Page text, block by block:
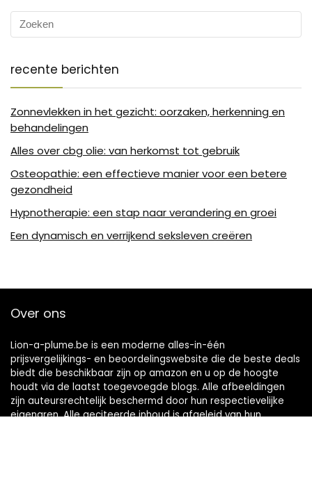
recente berichten
Zonnevlekken in het gezicht: oorzaken, herkenning en
behandelingen
Alles over cbg olie: van herkomst tot gebruik
Osteopathie: een effectieve manier voor een betere
gezondheid
Hypnotherapie: een stap naar verandering en groei
Een dynamisch en verrijkend seksleven creëren
Over ons
Lion-a-plume.be is een moderne alles-in-één
prijsvergelijkings- en beoordelingswebsite die de beste deals
biedt die beschikbaar zijn op amazon en u op de hoogte
houdt via de laatst toegevoegde blogs. Alle afbeeldingen
zijn auteursrechtelijk beschermd door hun respectievelijke
eigenaren. Alle geciteerde inhoud is afgeleid van hun